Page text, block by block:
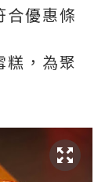
合優惠條
糕，為聚